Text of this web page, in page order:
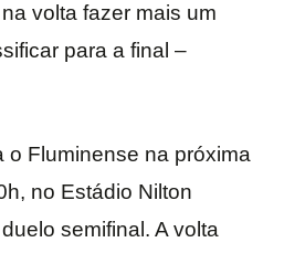
volta fazer mais um
para a final –
o Fluminense na próxima
no Estádio Nilton
semifinal. A volta